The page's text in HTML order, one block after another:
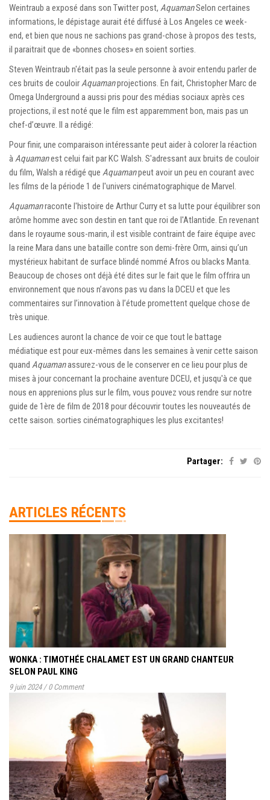
Weintraub a exposé dans son Twitter post, AquamanSelon certaines
informations, le dépistage aurait été diffusé à Los Angeles ce week-
end, et bien que nous ne sachions pas grand-chose à propos des tests,
il paraitrait que de «bonnes choses» en soient sorties.
Steven Weintraub n'était pas la seule personne à avoir entendu parler de
ces bruits de couloirAquamanprojections. En fait, Christopher Marc de
Omega Underground a aussi pris pourdes médias sociaux après ces
projections, il est noté que le film est apparemment bon, mais pas un
chef-d’œuvre. Il a rédigé:
Pour finir, une comparaison intéressante peut aider à colorer la réaction
àAquamanest celui fait parKC Walsh. S'adressant aux bruits de couloir
du film, Walsh a rédigé que Aquamanpeut avoir un peu en courant avec
les films de la période 1 de l'univers cinématographique de Marvel.
Aquamanraconte l'histoire de Arthur Curry et sa lutte pour équilibrer son
arôme homme avec son destin en tant que roi de l'Atlantide. En revenant
dans le royaume sous-marin, il est visible contraint de faire équipe avec
la reine Mara dans une bataille contre son demi-frère Orm, ainsi qu’un
mystérieux habitant de surface blindé nommé Afros ou blacks Manta.
Beaucoup de choses ont déjà été dites sur le fait que le film offrira un
environnement que nous n’avons pas vu dans la DCEU et que les
commentaires sur l’innovation à l’étude promettent quelque chose de
très unique.
Les audiences auront la chance de voir ce que tout le battage
médiatique est pour eux-mêmes dans les semaines à venir cette saison
quand Aquamanassurez-vous de le conserver en ce lieu pour plus de
mises à jour concernant la prochaine aventure DCEU, et jusqu'à ce que
nous en apprenions plus sur le film, vous pouvez vous rendre sur notre
guide de 1ère de film de 2018 pour découvrir toutes les nouveautés de
cette saison. sorties cinématographiques les plus excitantes!
Partager:
ARTICLES RÉCENTS
WONKA : TIMOTHÉE CHALAMET EST UN GRAND CHANTEUR
SELON PAUL KING
9 juin 2024 / 0 Comment